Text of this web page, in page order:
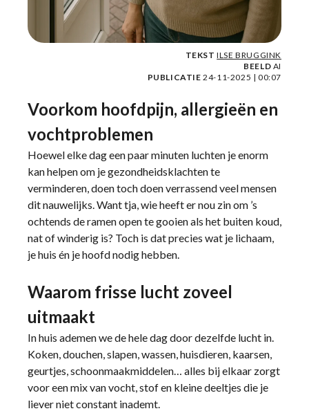
TEKSTILSE BRUGGINK
BEELD AI
PUBLICATIE24-11-2025 | 00:07
Voorkom hoofdpijn, allergieën en
vochtproblemen
Hoewel elke dag een paar minuten luchten je enorm
kan helpen om je gezondheidsklachten te
verminderen, doen toch doen verrassend veel mensen
dit nauwelijks. Want tja, wie heeft er nou zin om ’s
ochtends de ramen open te gooien als het buiten koud,
nat of winderig is? Toch is dat precies wat je lichaam,
je huis én je hoofd nodig hebben.
Waarom frisse lucht zoveel
uitmaakt
In huis ademen we de hele dag door dezelfde lucht in.
Koken, douchen, slapen, wassen, huisdieren, kaarsen,
geurtjes, schoonmaakmiddelen… alles bij elkaar zorgt
voor een mix van vocht, stof en kleine deeltjes die je
liever niet constant inademt.